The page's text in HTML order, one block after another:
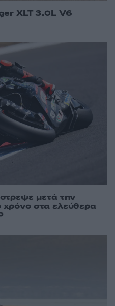
XLT 3.0L V6
μετά την
στα ελεύθερα